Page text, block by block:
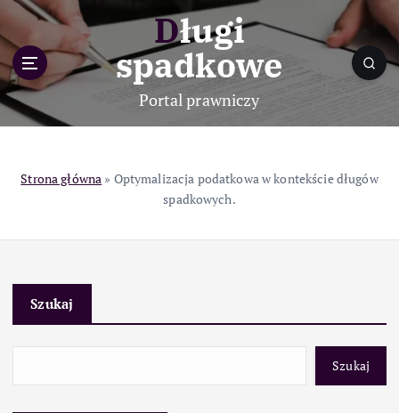
p
o
c
Długi
spadkowe
Portal prawniczy
Strona główna » Optymalizacja podatkowa w kontekście długów
spadkowych.
Szukaj
Szukaj